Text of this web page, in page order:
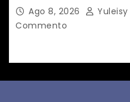
Ago 8, 2026
Commento